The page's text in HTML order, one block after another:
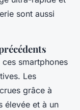
sont aussi
smartphones
Les
grâce à
élevée et à un